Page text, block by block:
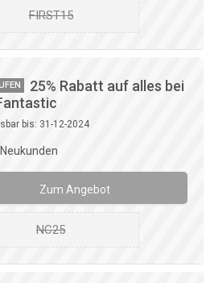
FIRST15
25% Rabatt auf alles bei
bis: 31-12-2024
Zum Angebot
NC25